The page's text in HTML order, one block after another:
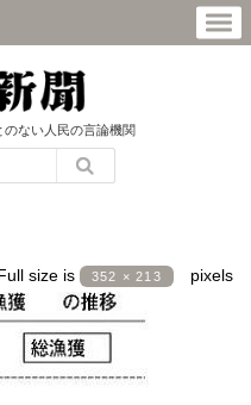
ない人民の言論機関
size is 352 × 213 pixels